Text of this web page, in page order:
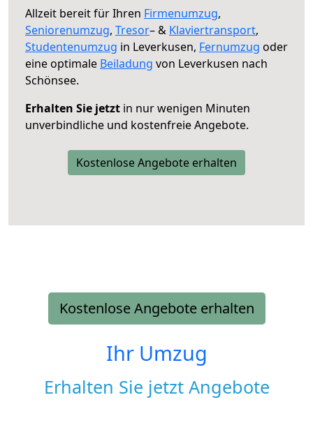
Allzeit bereit für Ihren Firmenumzug,
Seniorenumzug, Tresor– & Klaviertransport,
Studentenumzug in Leverkusen, Fernumzug oder
eine optimale Beiladung von Leverkusen nach
Schönsee.
Erhalten Sie jetzt in nur wenigen Minuten
unverbindliche und kostenfreie Angebote.
Kostenlose Angebote erhalten
Kostenlose Angebote erhalten
Ihr Umzug
Erhalten Sie jetzt Angebote